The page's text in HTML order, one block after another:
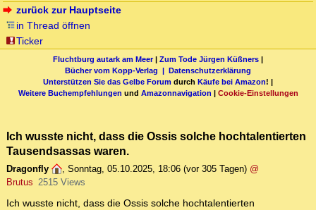
zurück zur Hauptseite
in Thread öffnen
Ticker
Fluchtburg autark am Meer| Zum Tode Jürgen Küßners |
Bücher vom Kopp-Verlag | Datenschutzerklärung
Unterstützen Sie das Gelbe Forum durch Käufe bei Amazon! |
Weitere Buchempfehlungen und Amazonnavigation | Cookie-Einstellungen
Ich wusste nicht, dass die Ossis solche hochtalentierten
Tausendsassas waren.
Dragonfly , Sonntag, 05.10.2025, 18:06 (vor 305 Tagen) @
Brutus 2515 Views
Ich wusste nicht, dass die Ossis solche hochtalentierten